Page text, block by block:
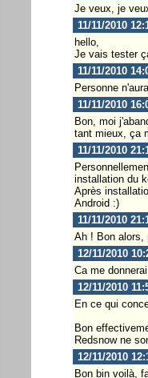
Je veux, je
11/11/2010
hello,
Je vais tester
11/11/2010
Personne
11/11/2010
Bon, moi
tant mieux, ça
11/11/2010
installation du
Après
Android :)
11/11/2010
Ah ! Bon alors,
12/11/2010
Ca me
12/11/2010
En ce qui
Bon
Redsnow ne
12/11/2010
Bon bin voilà,